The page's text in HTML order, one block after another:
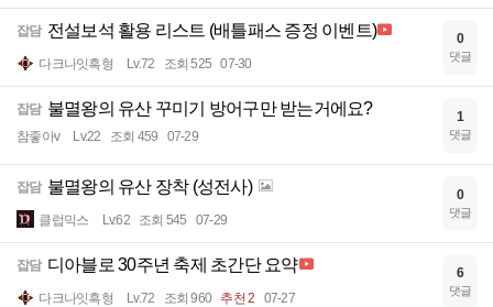
잡담 전설보석 활용 리스트 (배틀패스 증정 이벤트)
다크나잇흑형 Lv.72 조회 525 07-30
0
댓글
잡담 불멸왕의 유산 꾸미기 방어구만 받는거에요?
참좋아v Lv.22 조회 459 07-29
1
댓글
잡담 불멸왕의 유산 장착 (성전사)
클럽믹스 Lv.62 조회 545 07-29
0
댓글
잡담 디아블로 30주년 축제 초간단 요약
다크나잇흑형 Lv.72 조회 960 추천 2 07-27
6
댓글